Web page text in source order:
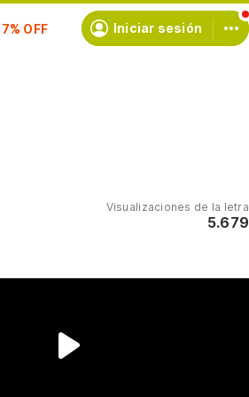
Iniciar sesión
Visualizaciones de la letra
5.679